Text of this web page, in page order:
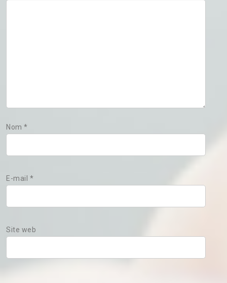
Nom *
E-mail *
Site web